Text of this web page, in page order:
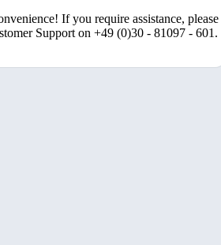
If you require assistance, please
Support on +49 (0)30 - 81097 - 601.